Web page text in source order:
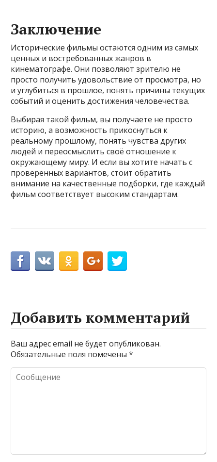
Заключение
Исторические фильмы остаются одним из самых
ценных и востребованных жанров в
кинематографе. Они позволяют зрителю не
просто получить удовольствие от просмотра, но
и углубиться в прошлое, понять причины текущих
событий и оценить достижения человечества.
Выбирая такой фильм, вы получаете не просто
историю, а возможность прикоснуться к
реальному прошлому, понять чувства других
людей и переосмыслить своё отношение к
окружающему миру. И если вы хотите начать с
проверенных вариантов, стоит обратить
внимание на качественные подборки, где каждый
фильм соответствует высоким стандартам.
Добавить комментарий
Ваш адрес email не будет опубликован.
Обязательные поля помечены*